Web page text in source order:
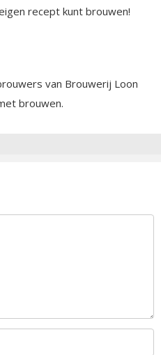
recept kunt brouwen!
van Brouwerij Loon
brouwen.